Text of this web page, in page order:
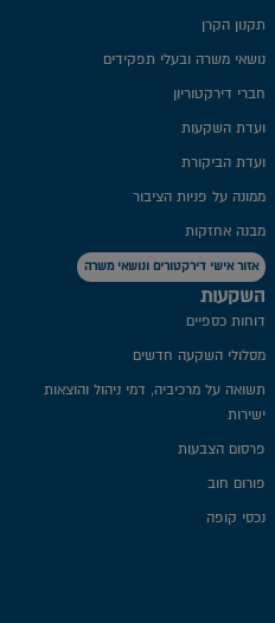
תקנון הקרן
נושאי משרה ובעלי תפקידים
חברי דירקטוריון
ועדת השקעות
ועדת הביקורת
ממונה על פניות הציבור
מבנה אחזקות
אזור אישי דירקטורים ונושאי משרה
השקעות
דוחות כספיים
מסלולי השקעה חדשים
תשואה על מרכיביה, דמי ניהול והוצאות
ישירות
פרסום הצבעות
פורום חוב
נכסי קופה